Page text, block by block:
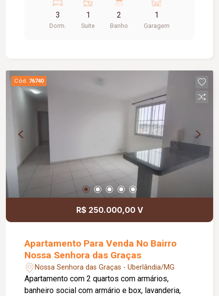
garagem Condomínio possui: Portaria 24 horas 2
elevadores Piscina Quiosque com churrasqueira
3
Dorm.
1
Suite
2
Banho
1
Garagem
Cód. 76740
R$ 250.000,00 V
Apartamento Para Venda No Bairro
Nossa Senhora das Graças
Nossa Senhora das Graças - Uberlândia/MG
Apartamento com 2 quartos com armários,
banheiro social com armário e box, lavanderia,